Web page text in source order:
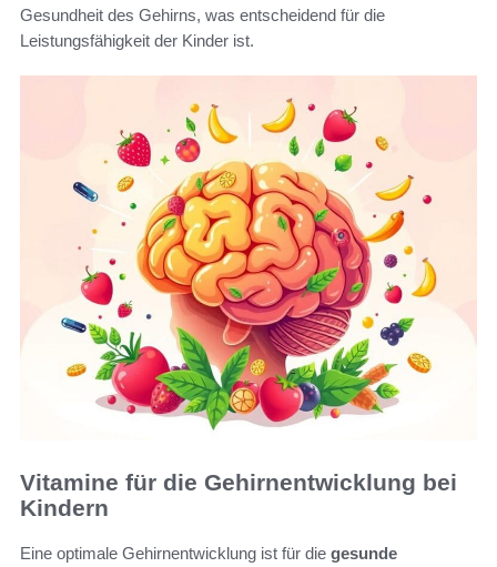
Gesundheit des Gehirns, was entscheidend für die
Leistungsfähigkeit der Kinder ist.
Vitamine für die Gehirnentwicklung bei
Kindern
Eine optimale Gehirnentwicklung ist für die gesunde